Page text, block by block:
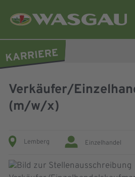
Verkäufer/
(m/w/x)
Lemberg Einzelhandel